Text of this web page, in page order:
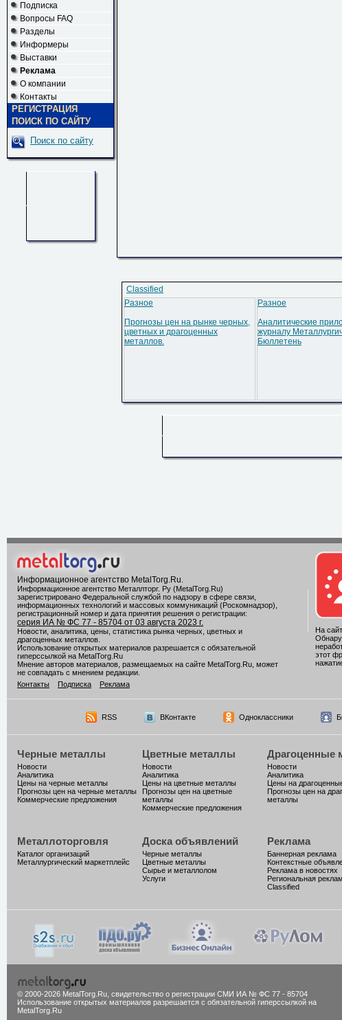
Подписка
Вопросы FAQ
Разделы
Информеры
Выставки
Реклама
О компании
Контакты
РЕГИСТРАЦИЯ
ПОИСК ПО САЙТУ
Поиск по сайту
Classified
Разное
Прогнозы цен на рынке черных,
цветных и драгоценных
металлов.
Разное
Аналитические
журналу
Бюллетень
Информационное агентство MetalTorg.Ru
Информационное агентство Металлторг. Ру (MetalTorg.Ru)
зарегистрировано Федеральной службой по надзору в сфере связи,
информационных технологий и массовых коммуникаций (Роскомнадзор),
регистрационный номер и дата принятия решения о регистрации:
серия ИА № ФС 77 - 85704 от 03 августа 2023 г.
Новости, аналитика, цены, статистика рынка черных, цветных и
драгоценных металлов.
Использование открытых материалов разрешается с обязательной
гиперссылкой на MetalTorg.Ru
Мнение авторов материалов, размещаемых на сайте MetalTorg.Ru, может
не совпадать с мнением редакции.
Контакты
Подписка Реклама
На
этот
RSS ВКонтакте Одноклассники
Черные металлы
Новости
Аналитика
Цены на черные металлы
Прогнозы цен на черные металлы
Коммерческие предложения
Цветные металлы
Новости
Аналитика
Цены на цветные металлы
Прогнозы цен на цветные
металлы
Коммерческие предложения
Драгоценные
Новости
Аналитика
Цены на
Прогнозы цен на
металлы
Металлоторговля
Каталог организаций
Металлургический маркетплейс
Доска объявлений
Черные металлы
Цветные металлы
Сырье и металлолом
Услуги
Реклама
Баннерная реклама
Контекстные
Реклама в новостях
Региональная
Classified
© 2000-2026 MetalTorg.Ru, cвидетельство о регистрации СМИ ИА № ФС 77 - 85704
Использование открытых материалов разрешается с обязательной гиперссылкой на
MetalTorg.Ru